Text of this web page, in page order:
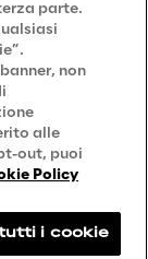
parte.
non
alle
out, puoi
Policy
i cookie